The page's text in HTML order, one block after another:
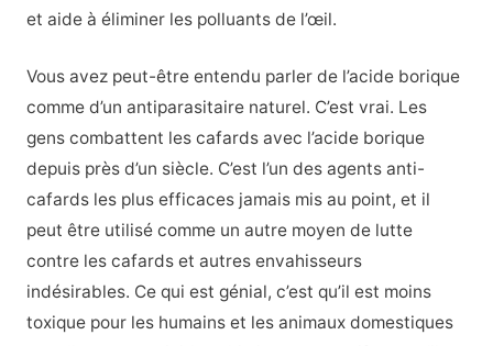
et aide à éliminer les polluants de l’œil.
Vous avez peut-être entendu parler de l’acide borique
comme d’un antiparasitaire naturel. C’est vrai. Les
gens combattent les cafards avec l’acide borique
depuis près d’un siècle. C’est l’un des agents anti-
cafards les plus efficaces jamais mis au point, et il
peut être utilisé comme un autre moyen de lutte
contre les cafards et autres envahisseurs
indésirables. Ce qui est génial, c’est qu’il est moins
toxique pour les humains et les animaux domestiques